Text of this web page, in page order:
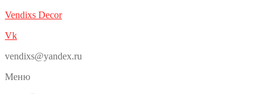
Vendixs Decor
Vk
vendixs@yandex.ru
Меню